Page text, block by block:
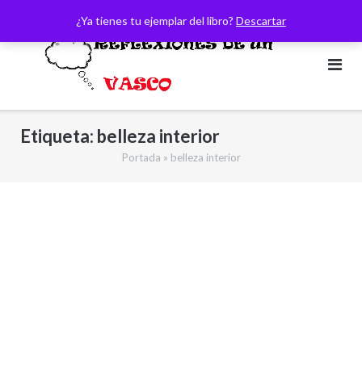
¿Ya tienes tu ejemplar del libro? Descartar
contenido
Etiqueta: belleza interior
Portada » belleza interior